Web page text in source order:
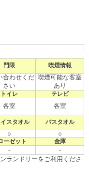
門限 喫煙情報
合わせくだ
さい
喫煙可能な客室
あり
トイレ テレビ
各室 各室
スタオル バスタオル
○ ○
ーゼット 金庫
-
-
ランドリーをご利用くださ